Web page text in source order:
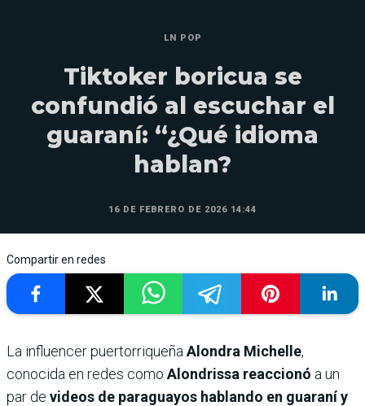
LN POP
Tiktoker boricua se
confundió al escuchar el
guaraní: “¿Qué idioma
hablan?
16 DE FEBRERO DE 2026 14:44
Compartir en redes
La influencer puertorriqueña Alondra Michelle,
conocida en redes como Alondrissa reaccionó a un
par de videos de paraguayos hablando en guaraní y